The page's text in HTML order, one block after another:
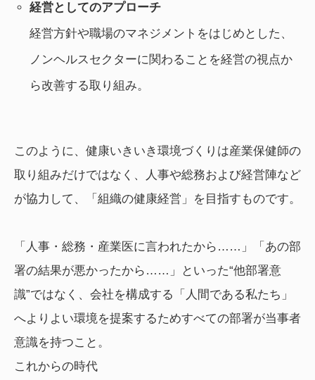
経営としてのアプローチ
経営方針や職場のマネジメントをはじめとした、
ノンヘルスセクターに関わることを経営の視点か
ら改善する取り組み。
このように、健康いきいき環境づくりは産業保健師の
取り組みだけではなく、人事や総務および経営陣など
が協力して、「組織の健康経営」を目指すものです。
「人事・総務・産業医に言われたから……」「あの部
署の結果が悪かったから……」といった“他部署意
識”ではなく、会社を構成する「人間である私たち」
へよりよい環境を提案するためすべての部署が当事者
意識を持つこと。
これからの時代